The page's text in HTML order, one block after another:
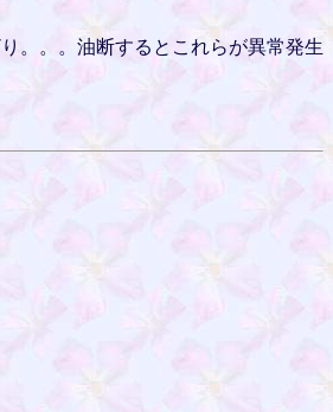
。。。油断するとこれらが異常発生